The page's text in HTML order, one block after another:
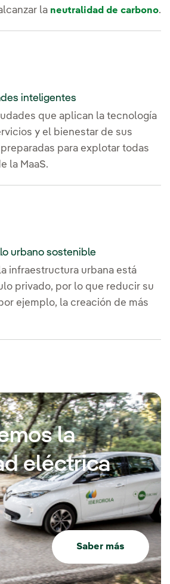
la neutralidad de carbono.
inteligentes
que aplican la tecnología
y el bienestar de sus
para explotar todas
la MaaS.
urbano sostenible
infraestructura urbana está
privado, por lo que reducir su
ejemplo, la creación de más
la
eléctrica
Saber más